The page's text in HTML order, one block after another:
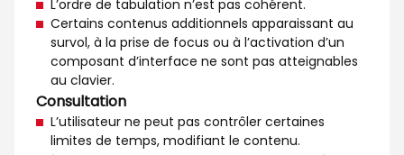
L’ordre de tabulation n’est pas cohérent.
Certains contenus additionnels apparaissant au
survol, à la prise de focus ou à l’activation d’un
composant d’interface ne sont pas atteignables
au clavier.
Consultation
L’utilisateur ne peut pas contrôler certaines
limites de temps, modifiant le contenu.